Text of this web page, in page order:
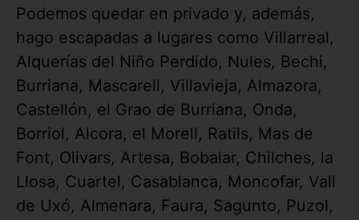
Podemos quedar en privado y, además,
hago escapadas a lugares como Villarreal,
Alquerías del Niño Perdido, Nules, Bechi,
Burriana, Mascarell, Villavieja, Almazora,
Castellón, el Grao de Burriana, Onda,
Borriol, Alcora, el Morell, Ratils, Mas de
Font, Olivars, Artesa, Bobalar, Chilches, la
Llosa, Cuartel, Casablanca, Moncofar, Vall
de Uxó, Almenara, Faura, Sagunto, Puzol,